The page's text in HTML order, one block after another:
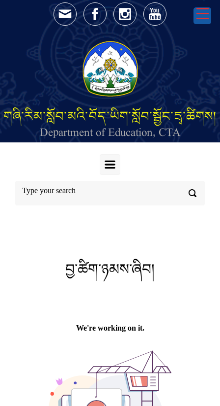
Skip to main content
གཞི་རིམ་སློབ་མའི་བོད་ཡིག་སློབ་སྦྱོང་དྲྭ་ཚིགས།
Department of Education, CTA
བྱ་ཚིག་ཉམས་ཞིབ།